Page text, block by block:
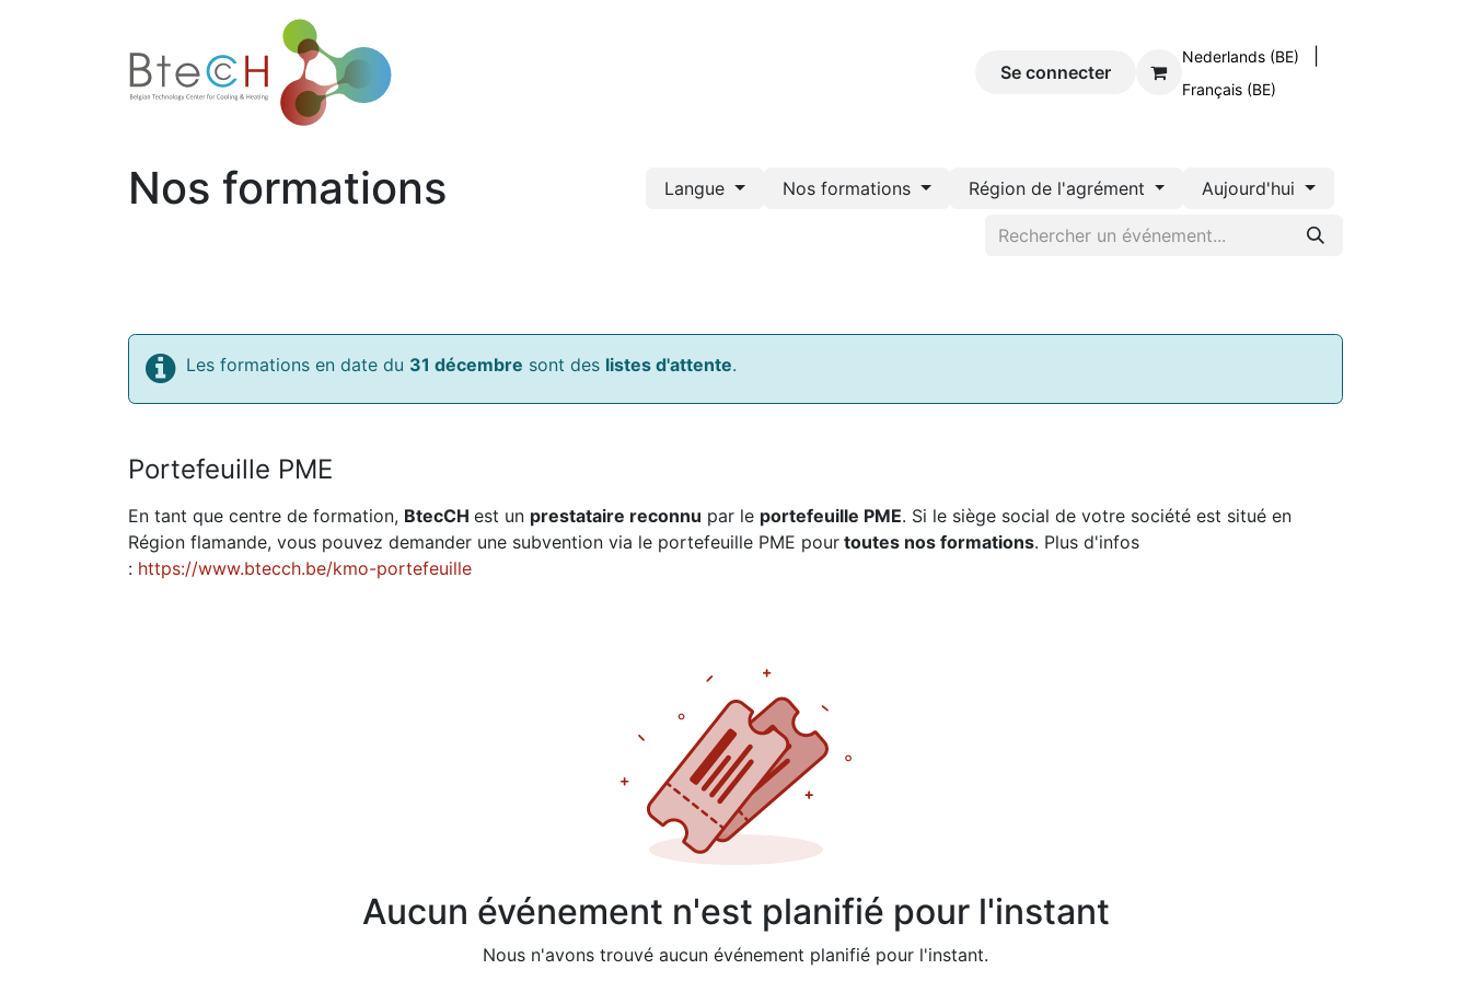
Contact
Se connecter
Nederlands (BE)
Français (BE)
Nos formations Langue Nos formations Région de l'agrément Aujourd'hui
Les formations en date du 31 décembre sont des listes d'attente.
Portefeuille PME
En tant que centre de formation, BtecCH est un prestataire reconnu par le portefeuille PME. Si le siège social de votre société est situé en
Région flamande, vous pouvez demander une subvention via le portefeuille PME pour toutes nos formations. Plus d'infos
: https://www.btecch.be/kmo-portefeuille
Aucun événement n'est planifié pour l'instant
Nous n'avons trouvé aucun événement planifié pour l'instant.